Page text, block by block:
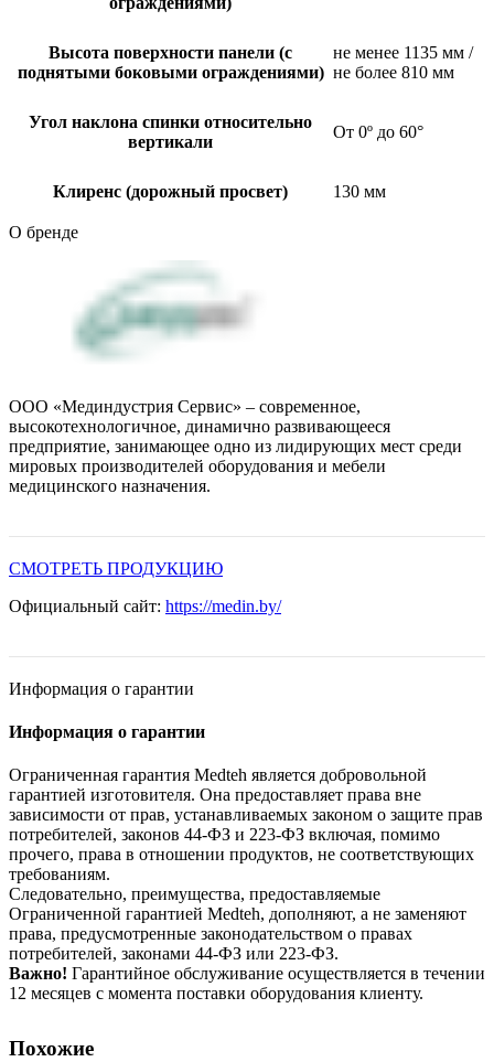
Высота поверхности панели (с
поднятыми боковыми ограждениями)
не менее 1135 мм /
не более 810 мм
Угол наклона спинки относительно
вертикали
От 0º до 60°
Клиренс (дорожный просвет) 130 мм
О бренде
ООО «Мединдустрия Сервис» – современное,
высокотехнологичное, динамично развивающееся
предприятие, занимающее одно из лидирующих мест среди
мировых производителей оборудования и мебели
медицинского назначения.
СМОТРЕТЬ ПРОДУКЦИЮ
Официальный сайт: https://medin.by/
Информация о гарантии
Информация о гарантии
Ограниченная гарантия Medteh является добровольной
гарантией изготовителя. Она предоставляет права вне
зависимости от прав, устанавливаемых законом о защите прав
потребителей, законов 44-ФЗ и 223-ФЗ включая, помимо
прочего, права в отношении продуктов, не соответствующих
требованиям.
Следовательно, преимущества, предоставляемые
Ограниченной гарантией Medteh, дополняют, а не заменяют
права, предусмотренные законодательством о правах
потребителей, законами 44-ФЗ или 223-ФЗ.
Важно! Гарантийное обслуживание осуществляется в течении
12 месяцев с момента поставки оборудования клиенту.
Похожие